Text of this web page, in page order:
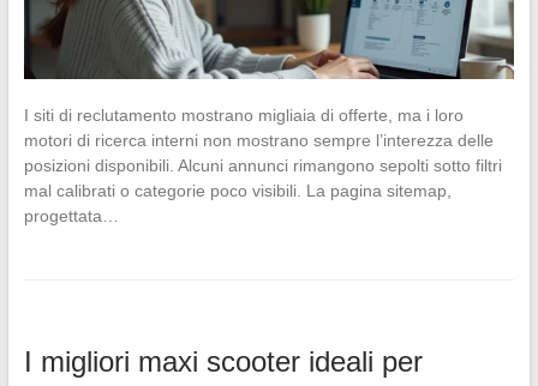
I siti di reclutamento mostrano migliaia di offerte, ma i loro
motori di ricerca interni non mostrano sempre l’interezza delle
posizioni disponibili. Alcuni annunci rimangono sepolti sotto filtri
mal calibrati o categorie poco visibili. La pagina sitemap,
progettata…
I migliori maxi scooter ideali per